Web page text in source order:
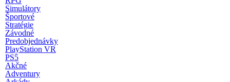
Simulátory
Športové
Stratégie
Závodné
Predobjednávky
PlayStation VR
PS5
Akčné
Adventury